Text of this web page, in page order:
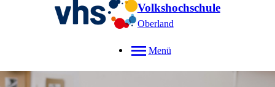
Volkshochschule
Oberland
Menü